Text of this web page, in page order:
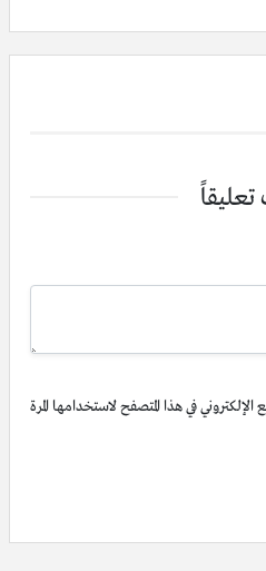
تعليقاً
في هذا المتصفح لاستخدامها المرة